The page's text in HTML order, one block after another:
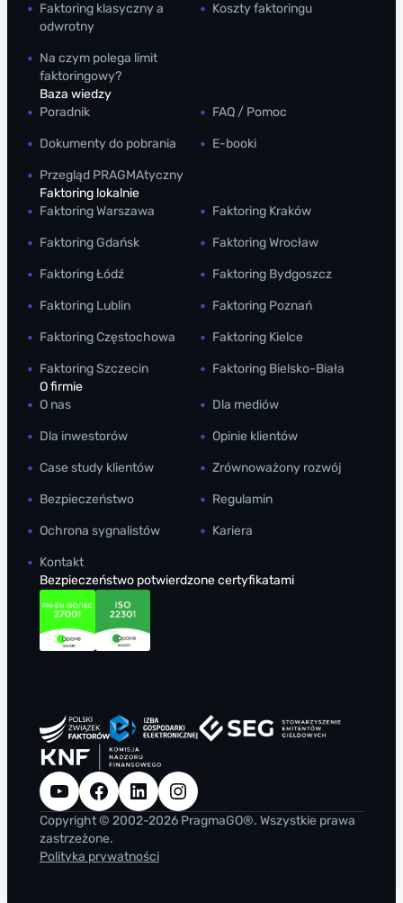
Faktoring klasyczny a
odwrotny
Koszty faktoringu
Na czym polega limit
faktoringowy?
Baza wiedzy
Poradnik
FAQ / Pomoc
Dokumenty do pobrania E-booki
Przegląd PRAGMAtyczny
Faktoring lokalnie
Faktoring Warszawa
Faktoring Kraków
Faktoring Gdańsk Faktoring Wrocław
Faktoring Łódź Faktoring Bydgoszcz
Faktoring Lublin Faktoring Poznań
Faktoring Częstochowa Faktoring Kielce
Faktoring Szczecin
Faktoring Bielsko-Biała
O firmie
O nas
Dla mediów
Dla inwestorów Opinie klientów
Case study klientów Zrównoważony rozwój
Bezpieczeństwo Regulamin
Ochrona sygnalistów Kariera
Kontakt
Bezpieczeństwo potwierdzone certyfikatami
YouTubeFacebookLinkedInInstagram
Copyright © 2002-2026 PragmaGO®. Wszystkie prawa
zastrzeżone.
Polityka prywatności